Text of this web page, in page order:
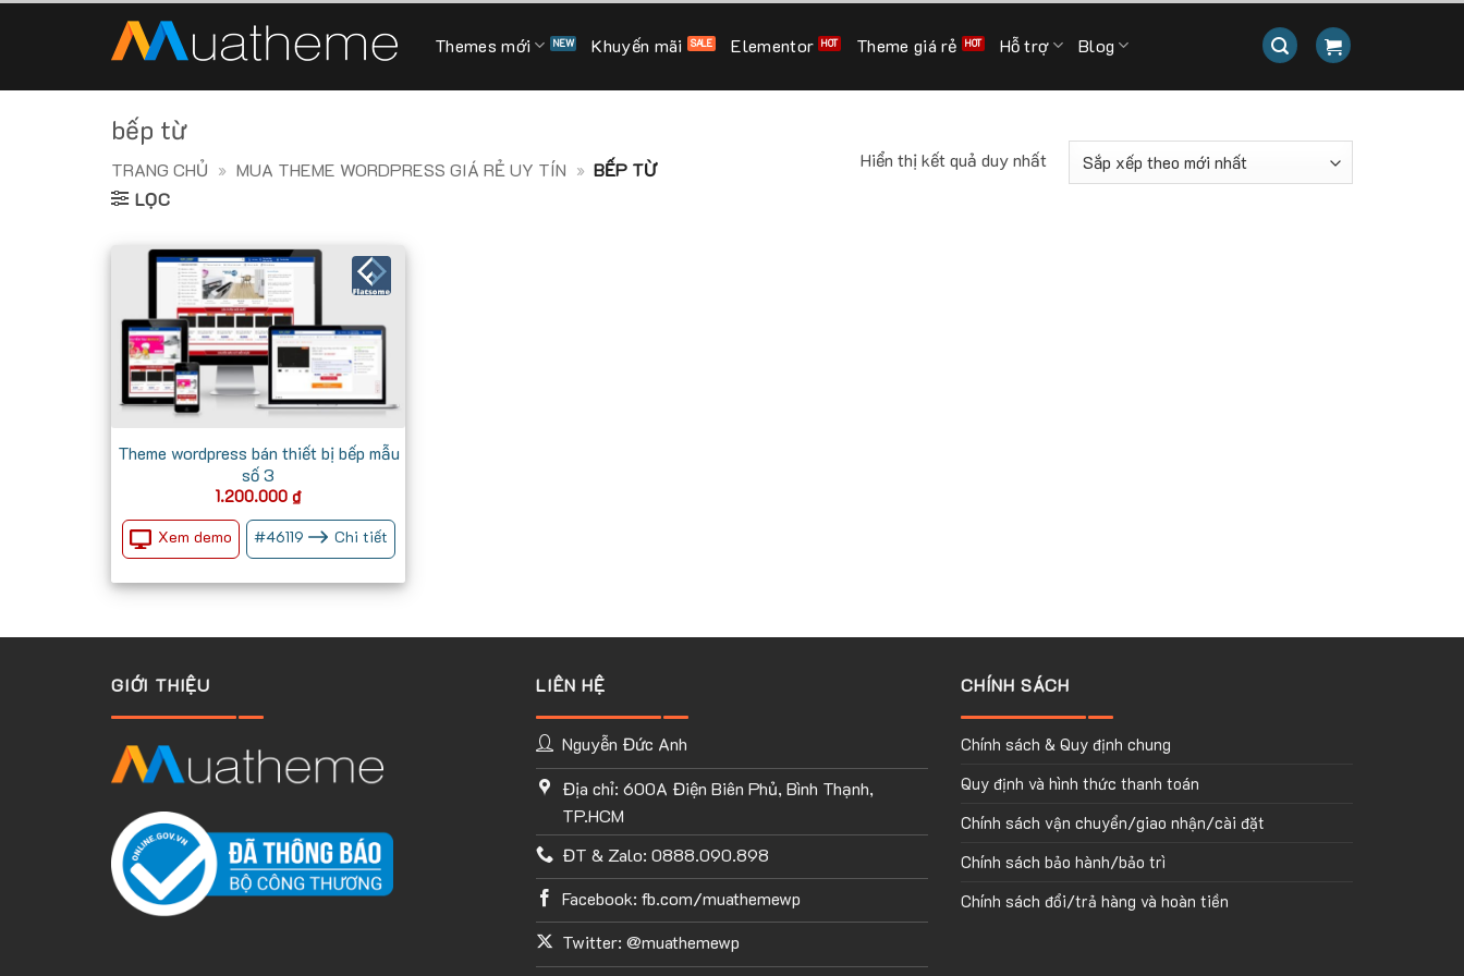
Themes mới Khuyến mãi Elementor Theme giá rẻ Hỗ trợ Blog
bếp từ
TRANG CHỦ » MUA THEME WORDPRESS GIÁ RẺ UY TÍN » BẾP TỪ
LỌC
Hiển thị kết quả duy nhất
Theme wordpress bán thiết bị bếp mẫu
số 3
1.200.000 ₫
Xem demo
#46119 Chi tiết
GIỚI THIỆU LIÊN HỆ
Nguyễn Đức Anh
Địa chỉ: 600A Điện Biên Phủ, Bình Thạnh,
TP.HCM
ĐT & Zalo: 0888.090.898
Facebook: fb.com/muathemewp
Twitter: @muathemewp
CHÍNH SÁCH
Chính sách & Quy định chung
Quy định và hình thức thanh toán
Chính sách vận chuyển/giao nhận/cài đặt
Chính sách bảo hành/bảo trì
Chính sách đổi/trả hàng và hoàn tiền